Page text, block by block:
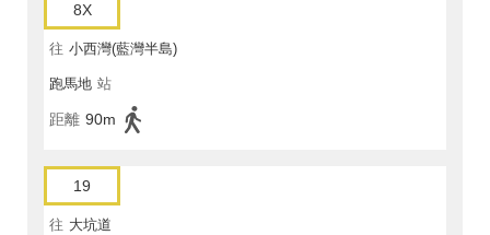
8X
往 小西灣(藍灣半島)
跑馬地 站
距離 90m
19
往 大坑道